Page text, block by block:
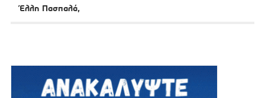
Έλλη Πασπαλά,